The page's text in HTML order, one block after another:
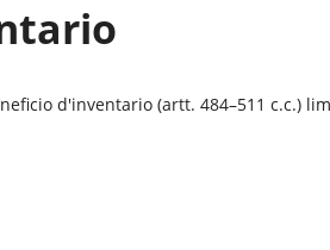
d'inventario (artt. 484–511 c.c.)